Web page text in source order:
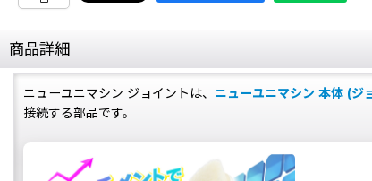
商品詳細
ニューユニマシン ジョイントは、 ニューユニマシン 本体 (ジ
接続する部品です。